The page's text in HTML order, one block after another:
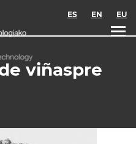
ES EN EU
viñaspre